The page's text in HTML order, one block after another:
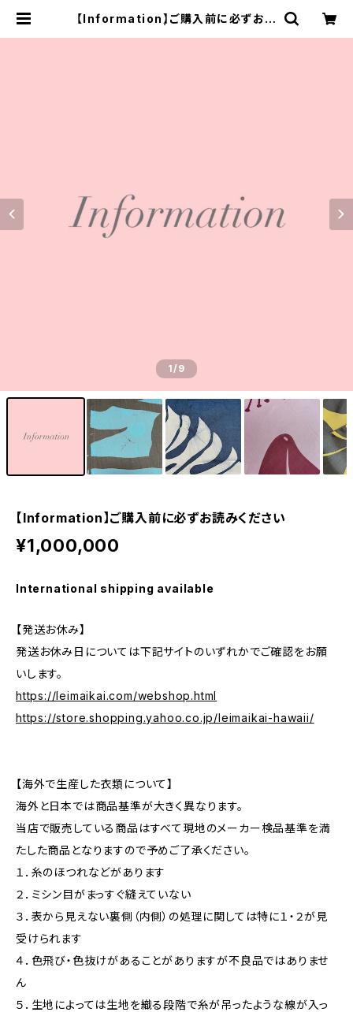
【Information】ご購入前に必ずお読
1/9
【Information】ご購入前に必ずお読みください
¥1,000,000
International shipping available
【発送お休み】
発送お休み日については下記サイトのいずれかでご確認をお願
いします。
https://leimaikai.com/webshop.html
https://store.shopping.yahoo.co.jp/leimaikai-hawaii/
【海外で生産した衣類について】
海外と日本では商品基準が大きく異なります。
当店で販売している商品はすべて現地のメーカー検品基準を満
たした商品となりますので予めご了承ください。
１．糸のほつれなどがあります
２．ミシン目がまっすぐ縫えていない
３．表から見えない裏側（内側）の処理に関しては特に１・２が見
受けられます
４．色飛び・色抜けがあることがありますが不良品ではありませ
ん
５．生地によっては生地を織る段階で糸が吊ったような線が入っ